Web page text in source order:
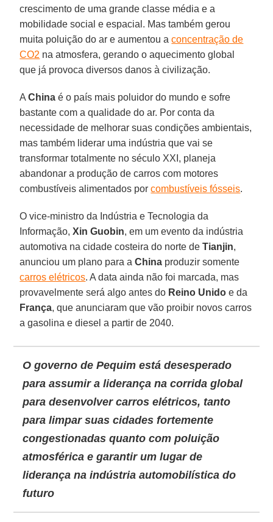
crescimento de uma grande classe média e a
mobilidade social e espacial. Mas também gerou
muita poluição do ar e aumentou aconcentração de
CO2 na atmosfera, gerando o aquecimento global
que já provoca diversos danos à civilização.
AChina é o país mais poluidor do mundo e sofre
bastante com a qualidade do ar. Por conta da
necessidade de melhorar suas condições ambientais,
mas também liderar uma indústria que vai se
transformar totalmente no século XXI, planeja
abandonar a produção de carros com motores
combustíveis alimentados porcombustíveis fósseis.
O vice-ministro da Indústria e Tecnologia da
Informação,Xin Guobin, em um evento da indústria
automotiva na cidade costeira do norte deTianjin,
anunciou um plano para aChina produzir somente
carros elétricos. A data ainda não foi marcada, mas
provavelmente será algo antes do Reino Unido e da
França, que anunciaram que vão proibir novos carros
a gasolina e diesel a partir de 2040.
O governo de Pequim está desesperado
para assumir a liderança na corrida global
para desenvolver carros elétricos, tanto
para limpar suas cidades fortemente
congestionadas quanto com poluição
atmosférica e garantir um lugar de
liderança na indústria automobilística do
futuro